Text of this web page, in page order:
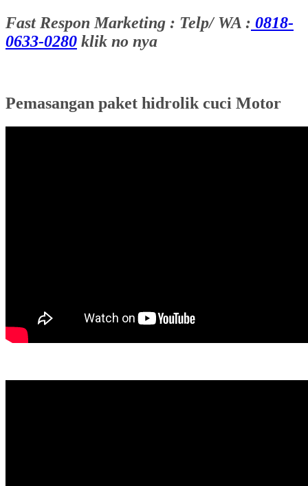
Fast Respon Marketing : Telp/ WA : 0818-
0633-0280 klik no nya
Pemasangan paket hidrolik cuci Motor